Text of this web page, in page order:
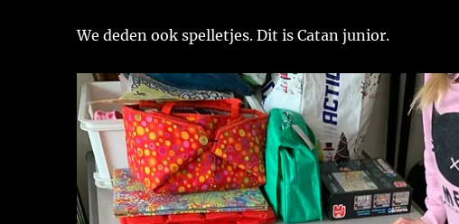
We deden ook spelletjes. Dit is Catan junior.